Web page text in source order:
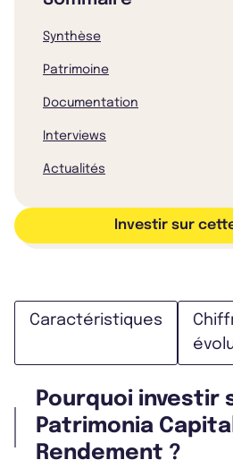
Synthèse
Patrimoine
Documentation
Interviews
Actualités
Investir sur
Caractéristiques
Pourquoi investir
Patrimonia
Rendement ?